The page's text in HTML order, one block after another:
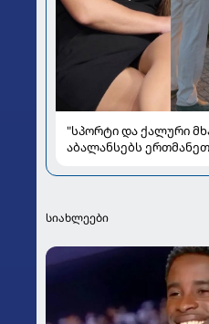
"სპორტი და ქალური
აბალანსებს
სიახლეები